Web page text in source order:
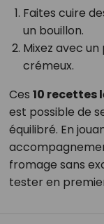
Faites cuire
un bouillon.
Mixez avec
crémeux.
Ces 10 recettes
est possible de
équilibré. En
fromage sans
tester en